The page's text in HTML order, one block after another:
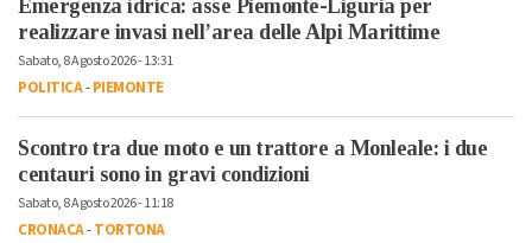
Emergenza idrica: asse Piemonte-Liguria per
realizzare invasi nell’area delle Alpi Marittime
Sabato, 8 Agosto 2026 - 13:31
POLITICA-PIEMONTE
Scontro tra due moto e un trattore a Monleale: i due
centauri sono in gravi condizioni
Sabato, 8 Agosto 2026 - 11:18
CRONACA-TORTONA